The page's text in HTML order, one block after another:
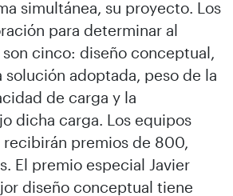
simultánea, su proyecto. Los
para determinar al
cinco: diseño conceptual,
adoptada, peso de la
de carga y la
dicha carga. Los equipos
recibirán premios de 800,
El premio especial Javier
diseño conceptual tiene